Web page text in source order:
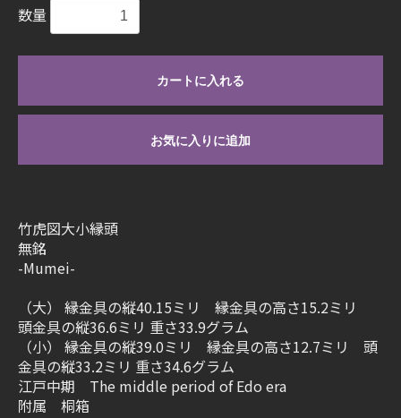
数量
カートに入れる
お気に入りに追加
竹虎図大小縁頭
無銘
-Mumei-
（大） 縁金具の縦40.15ミリ 縁金具の高さ15.2ミリ
頭金具の縦36.6ミリ 重さ33.9グラム
（小） 縁金具の縦39.0ミリ 縁金具の高さ12.7ミリ 頭
金具の縦33.2ミリ 重さ34.6グラム
江戸中期 The middle period of Edo era
附属 桐箱